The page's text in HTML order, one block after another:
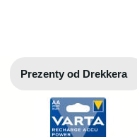
Prezenty od Drekkera